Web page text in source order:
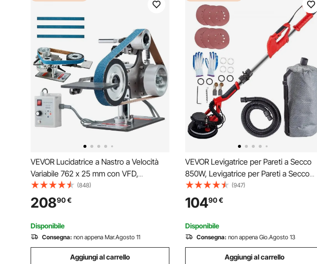
VEVOR Lucidatrice a Nastro a Velocità
Variabile 762 x 25 mm con VFD,
Levigatrice per Lucidatura 550 W con 2
Stampi Smerigliatura e 3 Nastri Abrasivi
per Lavorazione Metalli, Produzione
Coltelli
(848)
20890€
Disponibile
Consegna: non appena Mar.Agosto 11
Aggiungi al carrello
VEVOR Levigatrice per Pareti a Secco
850W, Levigatrice per Pareti a Secco
Elettrica, Levigatrice a Nastro per Seghe
Pieghevoli, con Impugnatura
Telescopica, Velocità Variabile 800-1750
giri / min
(947)
10490€
Disponibile
Consegna: non appena Gio.Agosto 13
Aggiungi al carrello